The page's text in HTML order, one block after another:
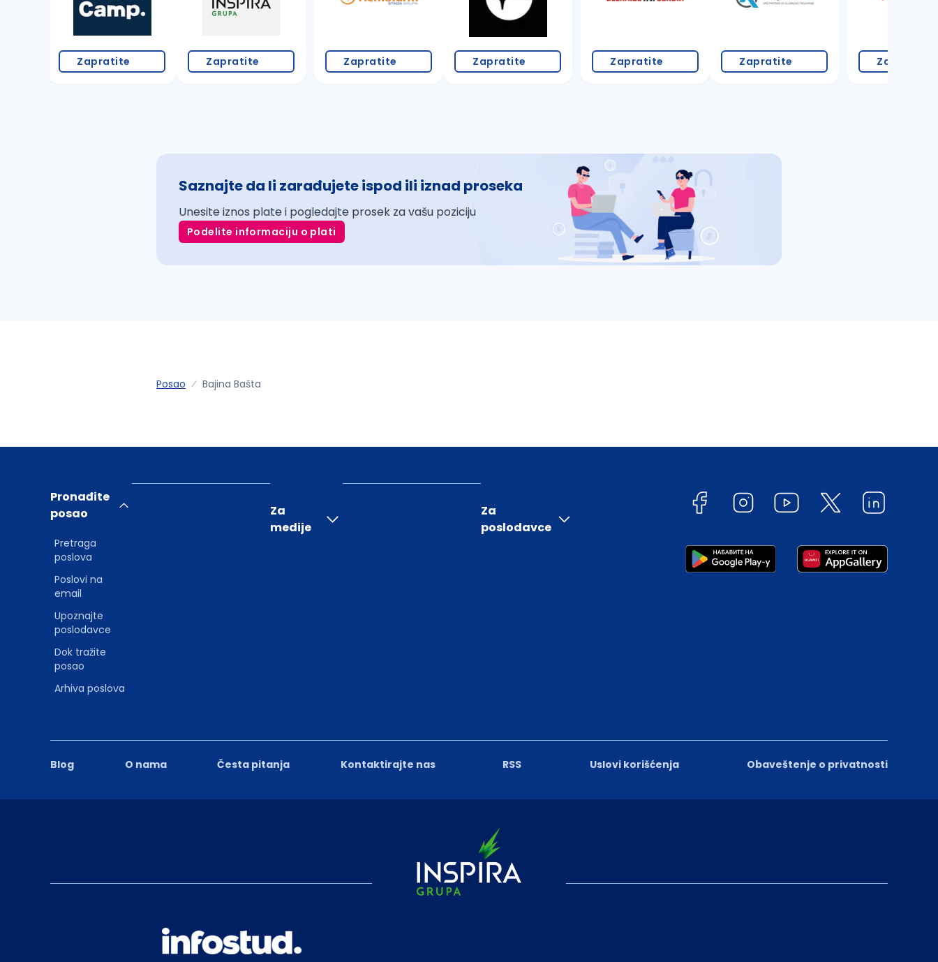
Zapratite Zapratite Zapratite Zapratite Zapratite Zapratite Zapratite
Saznajte da li zarađujete ispod ili iznad proseka
Unesite iznos plate i pogledajte prosek za vašu poziciju
Podelite informaciju o plati
Posao Bajina Bašta
Blog O nama Česta pitanja Kontaktirajte nas RSS Uslovi korišćenja Obaveštenje o privatnosti
Pronađite
posao
Pretraga
poslova
Poslovi na
email
Upoznajte
poslodavce
Dok tražite
posao
Arhiva poslova
Za
medije
Za
poslodavce